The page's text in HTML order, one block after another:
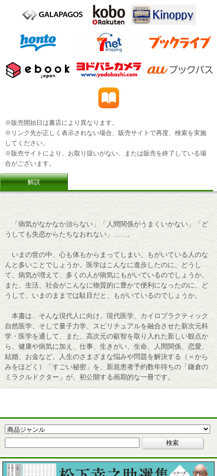
※販売開始日は書店により異なります。
※リンク先が正しく表示されない場合、販売サイトで再度、検索を実施
してください。
※販売サイトにより、お取り扱いがない、または販売を終了している場
合がございます。
解説
「病気がなかなか治らない」「人間関係がうまくいかない」「ど
うしても失恋からたちなおれない」……。
いまの世の中、心も体もからまってしまい、もがいている人のな
んと多いことでしょうか。医学はこんなに進歩したのに、どうし
て、病気が増えて、多くの人が病気にもがいているのでしょうか。
また、生活、社会がこんなに物質的に豊かで便利になったのに、ど
うして、いまのままでは駄目だと、もがいているのでしょうか。
本書は、そんな現代人に向け、現代医学、カイロプラクティック
自然医学、そして量子力学、スピリチュアルを融合させた新次元科
学・医学を通して、また、高次元の叡智を取り入れた新しい観点か
ら、健康や病気に加え、仕事、生きがい、生命、人間関係、恋愛、
結婚、お金など、人生のさまざまな悩みや問題を解決する（＝から
みをほどく）「すごい秘密」を、新規患者予約数年待ちの「鎌倉の
ミラクルドクター」が、初公開する画期的な一冊です。